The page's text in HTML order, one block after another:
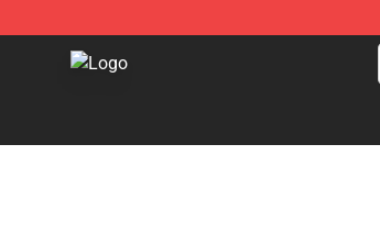
TommyInnit Store - Official TommyInnit